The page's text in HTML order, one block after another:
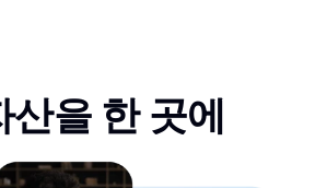
산을 한 곳에